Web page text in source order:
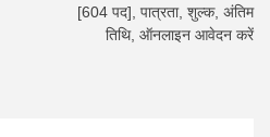
[604 पद], पात्रता, शुल्क, अंतिम
तिथि, ऑनलाइन आवेदन करें